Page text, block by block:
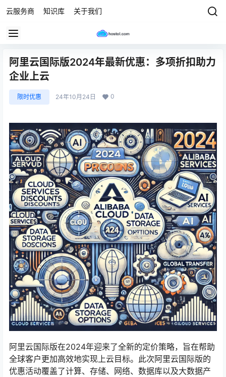
云服务商 知识库 关于我们
阿里云国际版2024年最新优惠：多项折扣助力
企业上云
限时优惠 24年10月24日 0
阿里云国际版在2024年迎来了全新的定价策略，旨在帮助
全球客户更加高效地实现上云目标。此次阿里云国际版的
优惠活动覆盖了计算、存储、网络、数据库以及大数据产